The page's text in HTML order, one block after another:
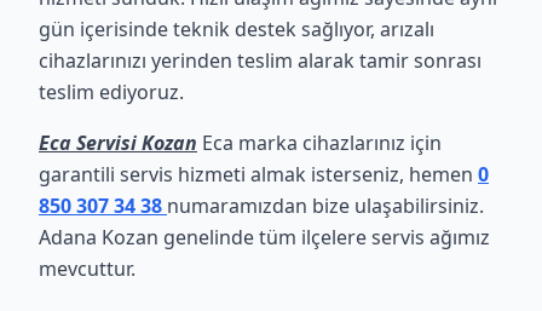
gün içerisinde teknik destek sağlıyor, arızalı
cihazlarınızı yerinden teslim alarak tamir sonrası
teslim ediyoruz.
Eca Servisi Kozan Eca marka cihazlarınız için
garantili servis hizmeti almak isterseniz, hemen 0
850 307 34 38 numaramızdan bize ulaşabilirsiniz.
Adana Kozan genelinde tüm ilçelere servis ağımız
mevcuttur.